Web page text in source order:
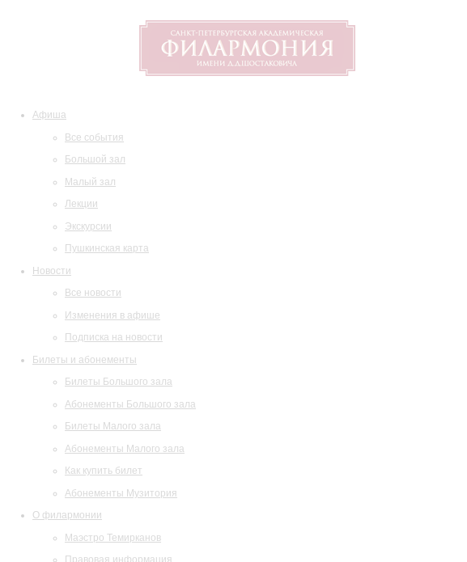
Афиша
Все события
Большой зал
Малый зал
Лекции
Экскурсии
Пушкинская карта
Новости
Все новости
Изменения в афише
Подписка на новости
Билеты и абонементы
Билеты Большого зала
Абонементы Большого зала
Билеты Малого зала
Абонементы Малого зала
Как купить билет
Абонементы Музитория
О филармонии
Маэстро Темирканов
Правовая информация